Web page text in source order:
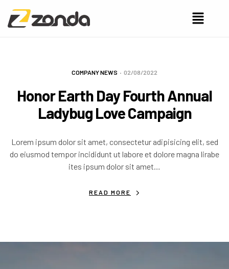
COMPANY NEWS 02/08/2022
Honor Earth Day Fourth Annual
Ladybug Love Campaign
Lorem ipsum dolor sit amet, consectetur adipisicing elit, sed
do eiusmod tempor incididunt ut labore et dolore magna lirabe
ites ipsum dolor sit amet…
READ MORE